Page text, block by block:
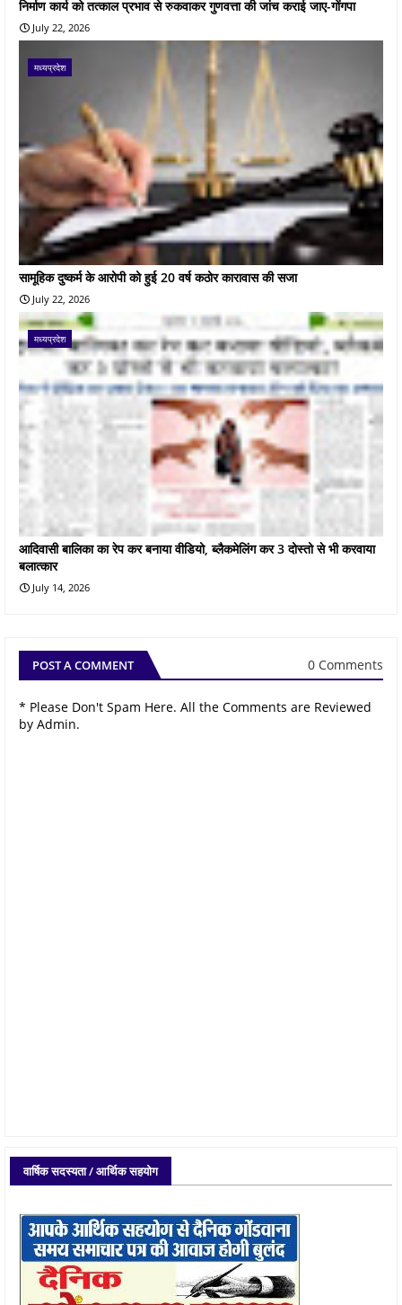
निर्माण कार्य को तत्काल प्रभाव से रुकवाकर गुणवत्ता की जांच कराई जाए-गोंगपा
July 22, 2026
मध्यप्रदेश
सामूहिक दुष्कर्म के आरोपी को हुई 20 वर्ष कठोर कारावास की सजा
July 22, 2026
मध्यप्रदेश
आदिवासी बालिका का रेप कर बनाया वीडियो, ब्लैकमेलिंग कर 3 दोस्तो से भी करवाया
बलात्कार
July 14, 2026
POST A COMMENT 0 Comments
* Please Don't Spam Here. All the Comments are Reviewed
by Admin.
वार्षिक सदस्यता / आर्थिक सहयोग